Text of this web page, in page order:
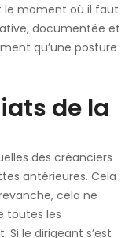
le moment où il faut
documentée et
qu’une posture
de la
des créanciers
antérieures. Cela
cela ne
toutes les
Si le dirigeant s’est